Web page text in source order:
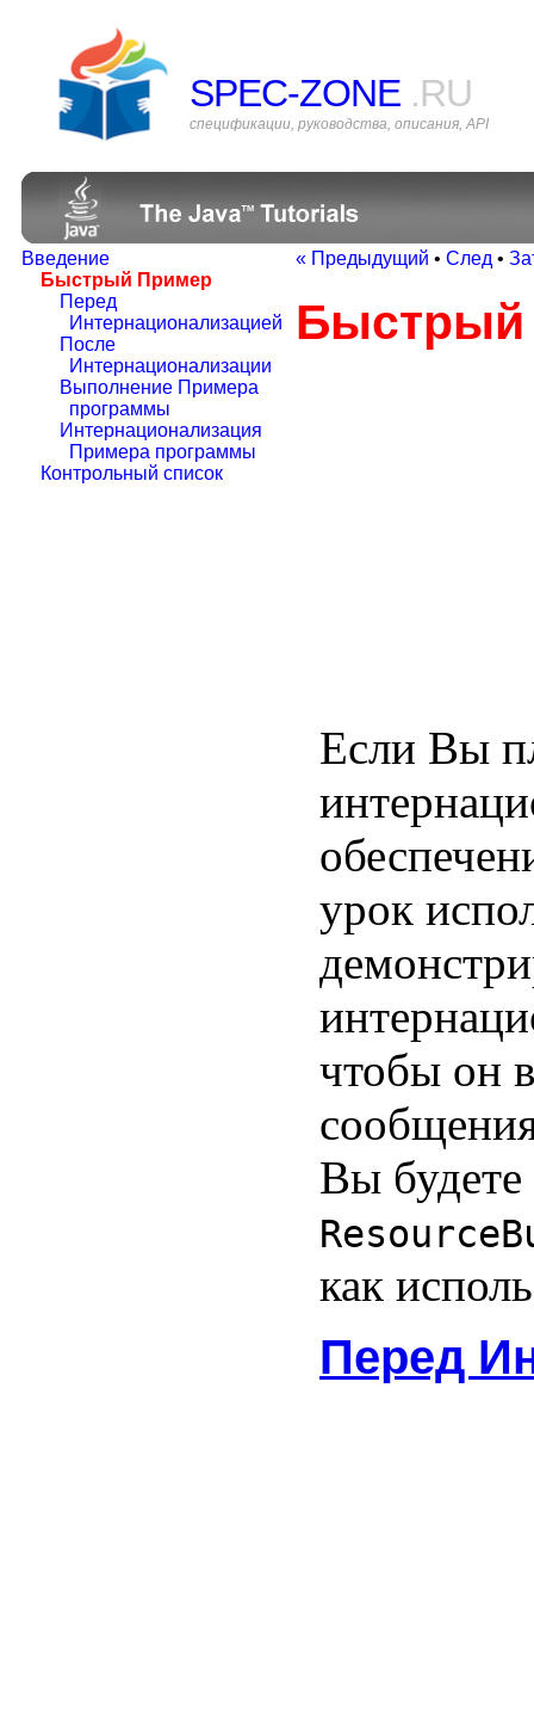
SPEC-ZONE .RU
спецификации, руководства, описания, API
Введение
Быстрый Пример
Перед
Интернационализацией
После
Интернационализации
Выполнение Примера
программы
Интернационализация
Примера программы
Контрольный список
« Предыдущий • След •
Если Вы
урок
чтобы он
Вы
как
Перед